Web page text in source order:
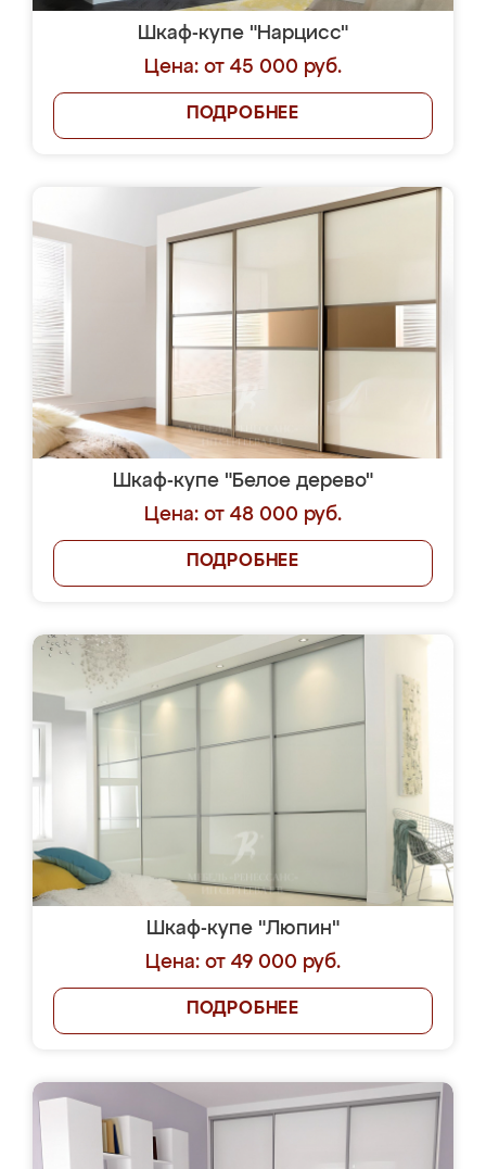
Шкаф-купе "Нарцисс"
Цена: от 45 000 руб.
ПОДРОБНЕЕ
Шкаф-купе "Белое дерево"
Цена: от 48 000 руб.
ПОДРОБНЕЕ
Шкаф-купе "Люпин"
Цена: от 49 000 руб.
ПОДРОБНЕЕ